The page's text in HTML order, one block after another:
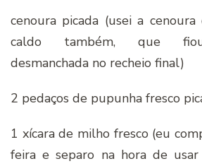
cenoura picada (usei a
caldo também, que fiou
desmanchada no recheio final)
2 pedaços de pupunha fresco
1 xícara de milho fresco (eu
feira e separo na hora de